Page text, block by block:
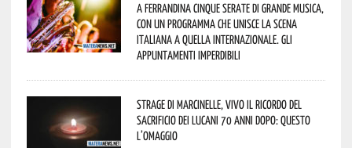
A Ferrandina cinque serate di grande musica,
con un programma che unisce la scena
italiana a quella internazionale. Gli
appuntamenti imperdibili
Strage di Marcinelle, vivo il ricordo del
sacrificio dei lucani 70 anni dopo: questo
l’omaggio